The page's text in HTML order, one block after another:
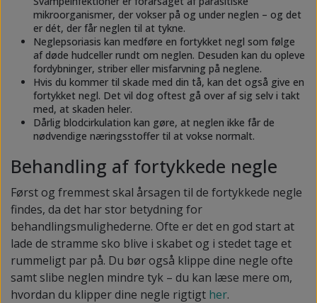
mikroorganismer, der vokser på og under neglen – og det
er dét, der får neglen til at tykne.
Neglepsoriasis kan medføre en fortykket negl som følge
af døde hudceller rundt om neglen. Desuden kan du opleve
fordybninger, striber eller misfarvning på neglene.
Hvis du kommer til skade med din tå, kan det også give en
fortykket negl. Det vil dog oftest gå over af sig selv i takt
med, at skaden heler.
Dårlig blodcirkulation kan gøre, at neglen ikke får de
nødvendige næringsstoffer til at vokse normalt.
Behandling af fortykkede negle
Først og fremmest skal årsagen til de fortykkede negle
findes, da det har stor betydning for
behandlingsmulighederne. Ofte er det en god start at
lade de stramme sko blive i skabet og i stedet tage et
rummeligt par på. Du bør også klippe dine negle ofte
samt slibe neglen mindre tyk – du kan læse mere om,
hvordan du klipper dine negle rigtigt her.